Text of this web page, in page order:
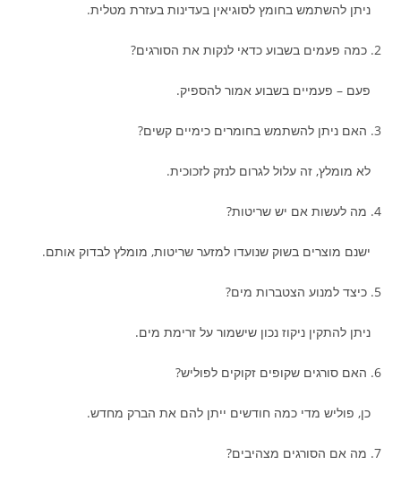
ניתן להשתמש בחומץ לסוגיאין בעדינות בעזרת מטלית.
2. כמה פעמים בשבוע כדאי לנקות את הסורגים?
פעם – פעמיים בשבוע אמור להספיק.
3. האם ניתן להשתמש בחומרים כימיים קשים?
לא מומלץ, זה עלול לגרום לנזק לזכוכית.
4. מה לעשות אם יש שריטות?
ישנם מוצרים בשוק שנועדו למזער שריטות, מומלץ לבדוק אותם.
5. כיצד למנוע הצטברות מים?
ניתן להתקין ניקוז נכון שישמור על זרימת מים.
6. האם סורגים שקופים זקוקים לפוליש?
כן, פוליש מדי כמה חודשים ייתן להם את הברק מחדש.
7. מה אם הסורגים מצהיבים?